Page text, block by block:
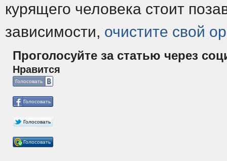
курящего человека стоит
зависимости, очистите свой
Проголосуйте за статью через
Нравится
Голосовать
Голосовать
Голосовать
Голосовать